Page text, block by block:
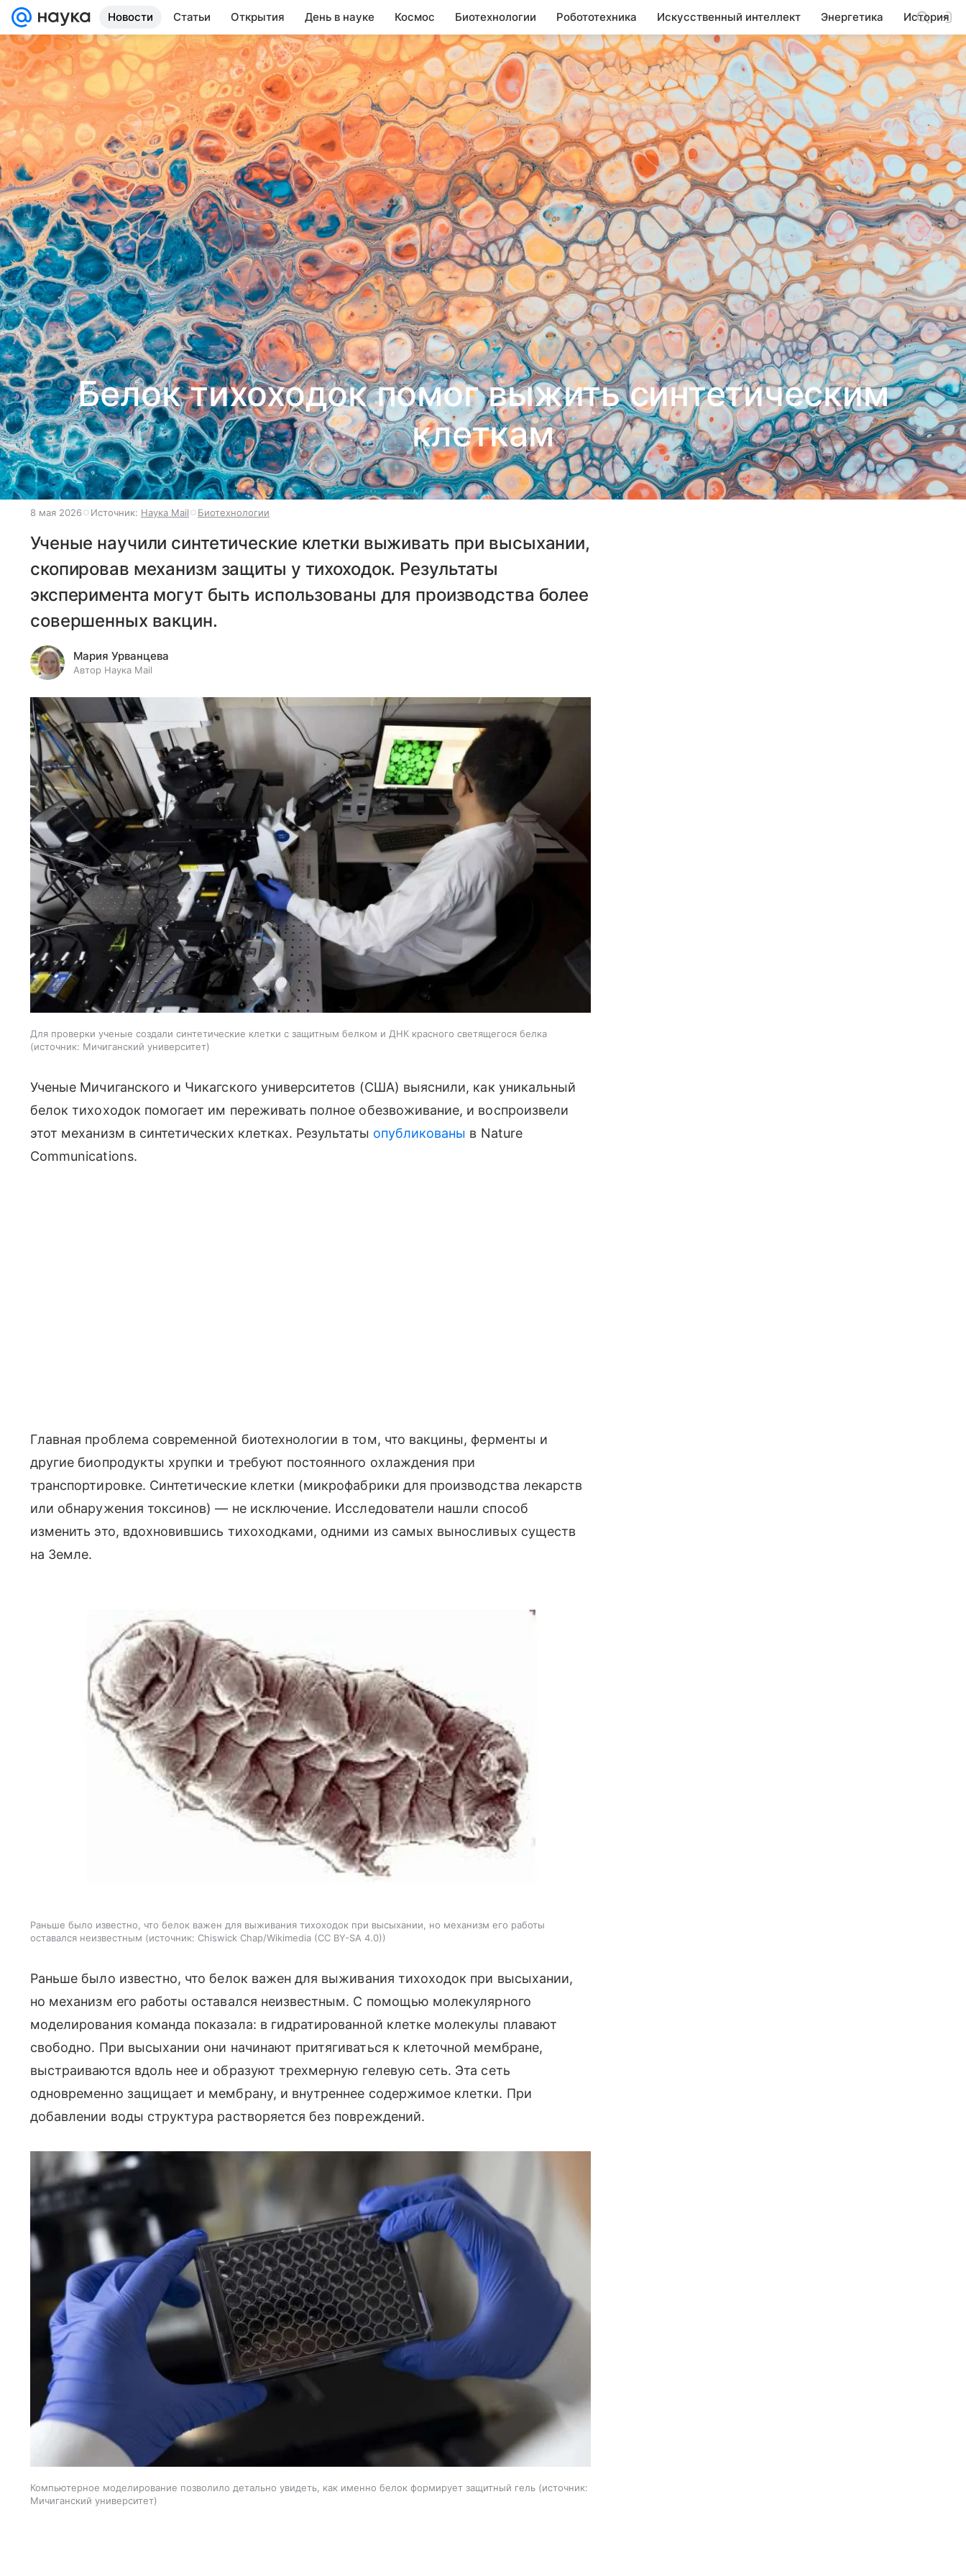
Новости Статьи Открытия День в науке Космос Биотехнологии Робототехника Искусственный интеллект Энергетика История
Белок тихоходок помог выжить синтетическим
клеткам
8 мая 2026 Источник: Наука Mail Биотехнологии
Ученые научили синтетические клетки выживать при высыхании,
скопировав механизм защиты у тихоходок. Результаты
эксперимента могут быть использованы для производства более
совершенных вакцин.
Мария Урванцева
Автор Наука Mail
Для проверки ученые создали синтетические клетки с защитным белком и ДНК красного светящегося белка
источник: Мичиганский университет
Ученые Мичиганского и Чикагского университетов (США) выяснили, как уникальный
белок тихоходок помогает им переживать полное обезвоживание, и воспроизвели
этот механизм в синтетических клетках. Результаты опубликованы в Nature
Communications.
Главная проблема современной биотехнологии в том, что вакцины, ферменты и
другие биопродукты хрупки и требуют постоянного охлаждения при
транспортировке. Синтетические клетки (микрофабрики для производства лекарств
или обнаружения токсинов) — не исключение. Исследователи нашли способ
изменить это, вдохновившись тихоходками, одними из самых выносливых существ
на Земле.
Раньше было известно, что белок важен для выживания тихоходок при высыхании, но механизм его работы
оставался неизвестным
источник: Chiswick Chap/Wikimedia (CC BY-SA 4.0)
Раньше было известно, что белок важен для выживания тихоходок при высыхании,
но механизм его работы оставался неизвестным. С помощью молекулярного
моделирования команда показала: в гидратированной клетке молекулы плавают
свободно. При высыхании они начинают притягиваться к клеточной мембране,
выстраиваются вдоль нее и образуют трехмерную гелевую сеть. Эта сеть
одновременно защищает и мембрану, и внутреннее содержимое клетки. При
добавлении воды структура растворяется без повреждений.
Компьютерное моделирование позволило детально увидеть, как именно белок формирует защитный гель
источник:
Мичиганский университет